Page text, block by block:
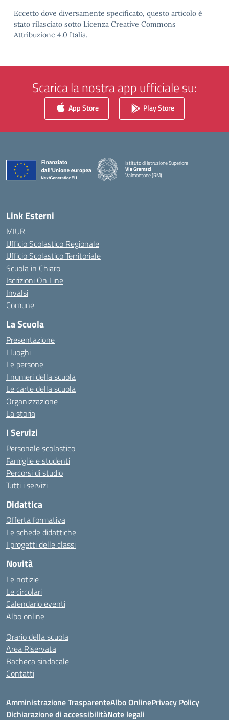
Eccetto dove diversamente specificato, questo articolo è
stato rilasciato sotto Licenza Creative Commons
Attribuzione 4.0 Italia.
Scarica la nostra app ufficiale su:
App Store Play Store
Istituto di Istruzione Superiore
Via Gramsci
Valmontone (RM)
Link Esterni
MIUR
Ufficio Scolastico Regionale
Ufficio Scolastico Territoriale
Scuola in Chiaro
Iscrizioni On Line
Invalsi
Comune
La Scuola
Presentazione
I luoghi
Le persone
I numeri della scuola
Le carte della scuola
Organizzazione
La storia
I Servizi
Personale scolastico
Famiglie e studenti
Percorsi di studio
Tutti i servizi
Didattica
Offerta formativa
Le schede didattiche
I progetti delle classi
Novità
Le notizie
Le circolari
Calendario eventi
Albo online
Orario della scuola
Area Riservata
Bacheca sindacale
Contatti
Amministrazione TrasparenteAlbo OnlinePrivacy Policy
Dichiarazione di accessibilitàNote legali